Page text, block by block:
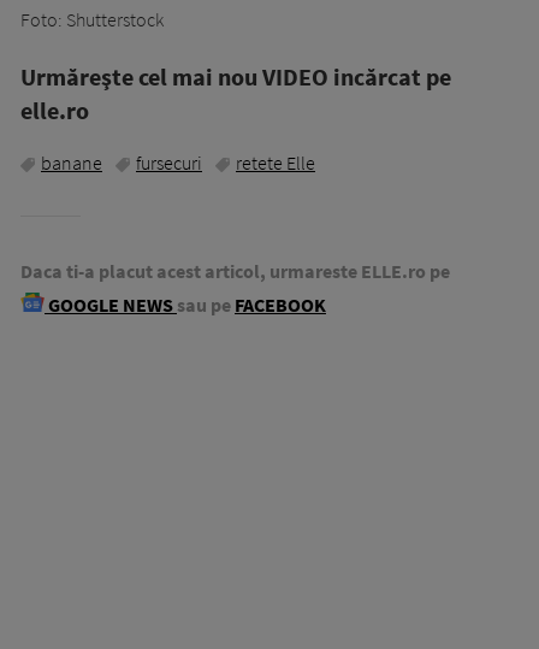
Foto: Shutterstock
Urmăreşte cel mai nou VIDEO incărcat pe
elle.ro
banane fursecuri retete Elle
Daca ti-a placut acest articol, urmareste ELLE.ro pe
GOOGLE NEWS sau pe FACEBOOK